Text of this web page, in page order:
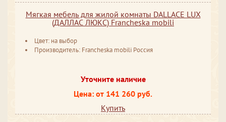
Мягкая мебель для жилой комнаты DALLACE LUX
(ДАЛЛАС ЛЮКС) Francheska mobili
Цвет: на выбор
Производитель: Francheska mobili Россия
Уточните наличие
Цена: от 141 260 руб.
Купить